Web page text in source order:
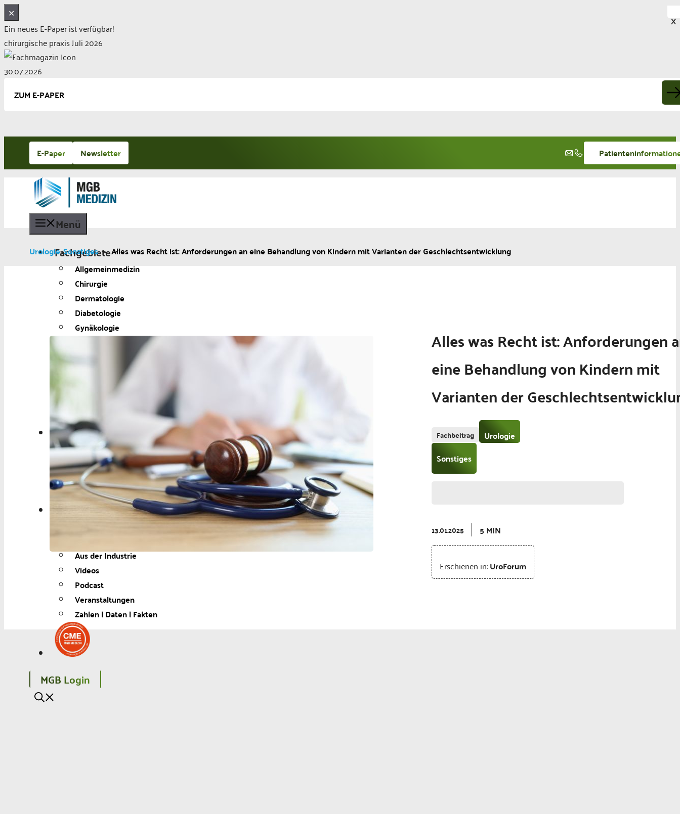
✕
Ein neues E-Paper ist verfügbar!
chirurgische praxis Juli 2026
30.07.2026
ZUM E-PAPER
springen
E-Paper Newsletter
Menü
Fachgebiete
Allgemeinmedizin
Chirurgie
Dermatologie
Diabetologie
Gynäkologie
Neurologie und Psychiatrie
Ophthalmologie
Urologie
Aktuelles
Aktuelles
Berufspolitik
Personalia
Panorama
Service
Aus der Industrie
Videos
Podcast
Veranstaltungen
Zahlen | Daten | Fakten
MGB Login
Urologie»Sonstiges » Alles was Recht ist: Anforderungen an eine Behand­lung von Kindern mit Varianten der Geschlechtsentwicklung
Alles was Recht ist: Anforderungen
eine Behand­lung von Kindern mit
Varianten der
Fachbeitrag
Urologie
Sonstiges
13.01.2025 5 MIN
Erschienen in:UroForum
X